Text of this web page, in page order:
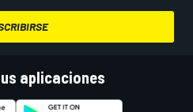
aplicaciones